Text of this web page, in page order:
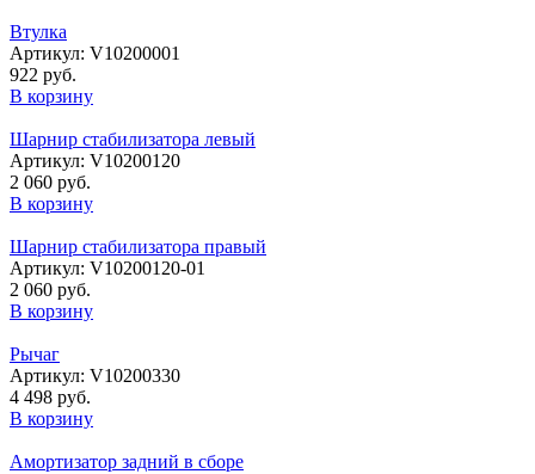
Втулка
Артикул: V10200001
922 руб.
В корзину
Шарнир стабилизатора левый
Артикул: V10200120
2 060 руб.
В корзину
Шарнир стабилизатора правый
Артикул: V10200120-01
2 060 руб.
В корзину
Рычаг
Артикул: V10200330
4 498 руб.
В корзину
Амортизатор задний в сборе